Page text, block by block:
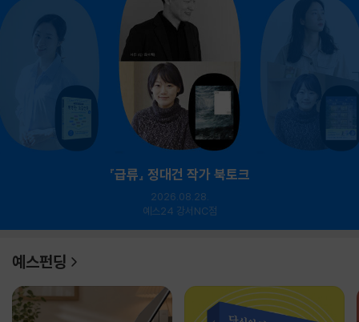
『급류』 정대건 작가 북토크
2026.08.28.
예스24 강서NC점
예스펀딩